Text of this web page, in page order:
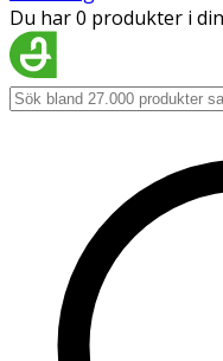
Du har 0 produkter i